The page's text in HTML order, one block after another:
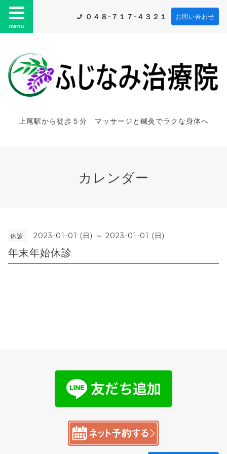
menu
０４８-７１７-４３２１ お問い合わせ
上尾駅から徒歩５分 マッサージと鍼灸でラクな身体へ
カレンダー
休診 2023-01-01 (日) ～ 2023-01-01 (日)
年末年始休診